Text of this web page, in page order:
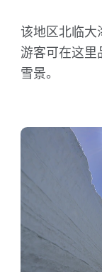
该地区北临大
游客可在这里
雪景。